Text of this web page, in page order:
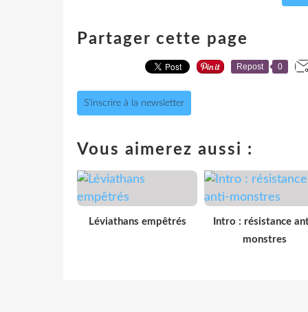
Partager cette page
Repost 0
S'inscrire à la newsletter
Vous aimerez aussi :
Léviathans empêtrés
Intro : résistance
monstres